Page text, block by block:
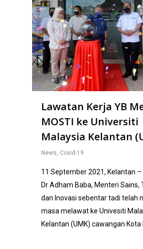
Lawatan Kerja YB
MOSTI ke Universiti
Malaysia Kelantan
News, Covid-19
11 September 2021, Kelantan –
Dr Adham Baba, Menteri Sains,
dan Inovasi sebentar tadi telah
masa melawat ke Univesiti
Kelantan (UMK) cawangan Kota